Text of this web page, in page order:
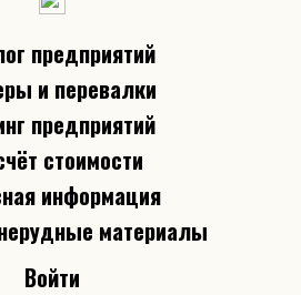
предприятий
и перевалки
предприятий
стоимости
информация
материалы
Войти